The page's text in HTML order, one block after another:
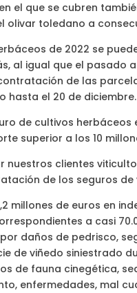
el que se cubren
olivar toledano a
de 2022 se
al igual que el pasado
de las
hasta el 20 de diciembre.
de cultivos
superior a los 10
nuestros clientes
de los seguros
millones de euros en
a casi
daños de pedrisco,
de viñedo siniestrado
de fauna cinegética,
enfermedades, mal